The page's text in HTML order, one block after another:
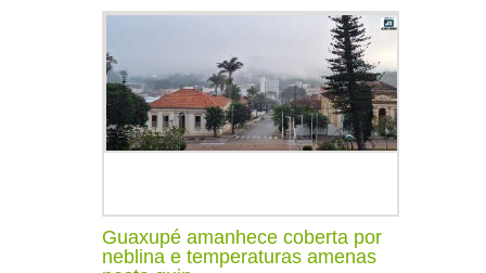
Guaxupé amanhece coberta por
neblina e temperaturas amenas